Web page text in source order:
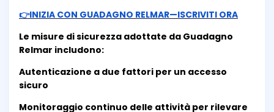
👉INIZIA CON GUADAGNO RELMAR—ISCRIVITI ORA
Le misure di sicurezza adottate da Guadagno
Relmar includono:
Autenticazione a due fattori per un accesso
sicuro
Monitoraggio continuo delle attività per rilevare